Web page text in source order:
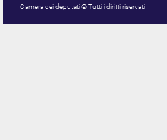
Camera dei deputati © Tutti i diritti riservati